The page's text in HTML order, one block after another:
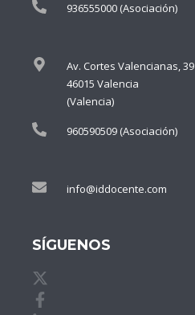
936555000 (Asociación)
Av. Cortes Valencianas, 39
46015 Valencia
(Valencia)
960590509 (Asociación)
info@iddocente.com
SÍGUENOS